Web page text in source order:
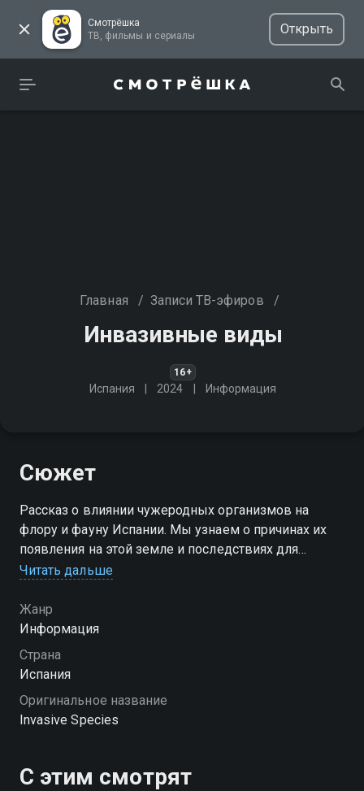
Смотрёшка
ТВ, фильмы и сериалы
Открыть
Главная / Записи ТВ-эфиров /
Инвазивные виды
16+
Испания 2024 Информация
Сюжет
Рассказ о влиянии чужеродных организмов на
флору и фауну Испании. Мы узнаем о причинах их
появления на этой земле и последствиях для
местных видов
Читать дальше
Жанр
Информация
Страна
Испания
Оригинальное название
Invasive Species
С этим смотрят